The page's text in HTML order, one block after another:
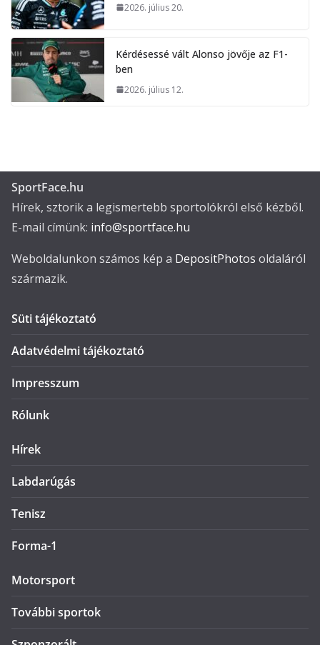
2026. július 20.
Kérdésessé vált Alonso jövője az F1-
ben
2026. július 12.
SportFace.hu
Hírek, sztorik a legismertebb sportolókról első kézből.
E-mail címünk: info@sportface.hu
Weboldalunkon számos kép a DepositPhotos oldaláról
származik.
Süti tájékoztató
Adatvédelmi tájékoztató
Impresszum
Rólunk
Hírek
Labdarúgás
Tenisz
Forma-1
Motorsport
További sportok